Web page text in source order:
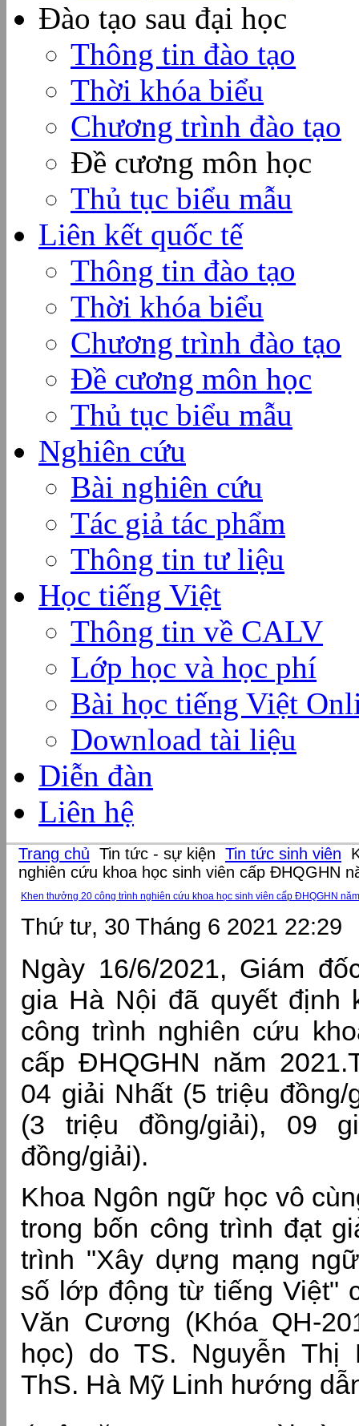
Đào tạo sau đại học
Thông tin đào tạo
Thời khóa biểu
Chương trình đào tạo
Đề cương môn học
Thủ tục biểu mẫu
Liên kết quốc tế
Thông tin đào tạo
Thời khóa biểu
Chương trình đào tạo
Đề cương môn học
Thủ tục biểu mẫu
Nghiên cứu
Bài nghiên cứu
Tác giả tác phẩm
Thông tin tư liệu
Học tiếng Việt
Thông tin về CALV
Lớp học và học phí
Bài học tiếng Việt
Download tài liệu
Diễn đàn
Liên hệ
Trang chủ Tin tức - sự kiện Tin tức sinh viên
nghiên cứu khoa học sinh viên cấp ĐHQGHN
Khen thưởng 20 công trình nghiên cứu khoa học sinh viên cấp ĐHQGHN
Thứ tư, 30 Tháng 6 2021 22:29
Ngày 16/6/2021, Giám
gia Hà Nội đã quyết định
công trình nghiên cứu
cấp ĐHQGHN năm
04 giải Nhất (5 triệu
(3 triệu đồng/giải), 09
đồng/giải).
Khoa Ngôn ngữ học vô
trong bốn công trình đạt
trình "Xây dựng mạng
số lớp động từ tiếng Việt"
Văn Cương (Khóa QH-
học) do TS. Nguyễn Thị
ThS. Hà Mỹ Linh hướng